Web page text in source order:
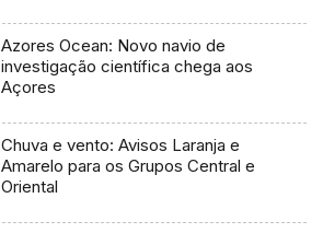
Azores Ocean: Novo navio de
investigação científica chega aos
Açores
Chuva e vento: Avisos Laranja e
Amarelo para os Grupos Central e
Oriental